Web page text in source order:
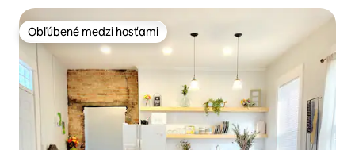
Obľúbené medzi hosťami
Obľúbené medzi hosťami